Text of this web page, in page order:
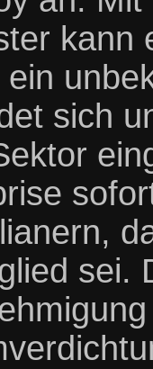
kann
sich
sei.